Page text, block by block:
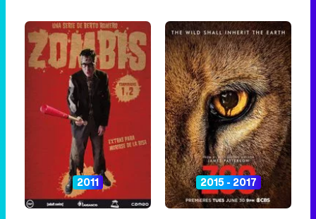
2011 2015 - 2017